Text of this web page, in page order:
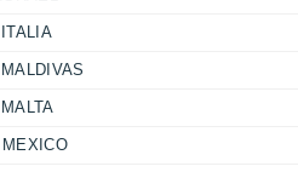
ITALIA
MALDIVAS
MALTA
MEXICO